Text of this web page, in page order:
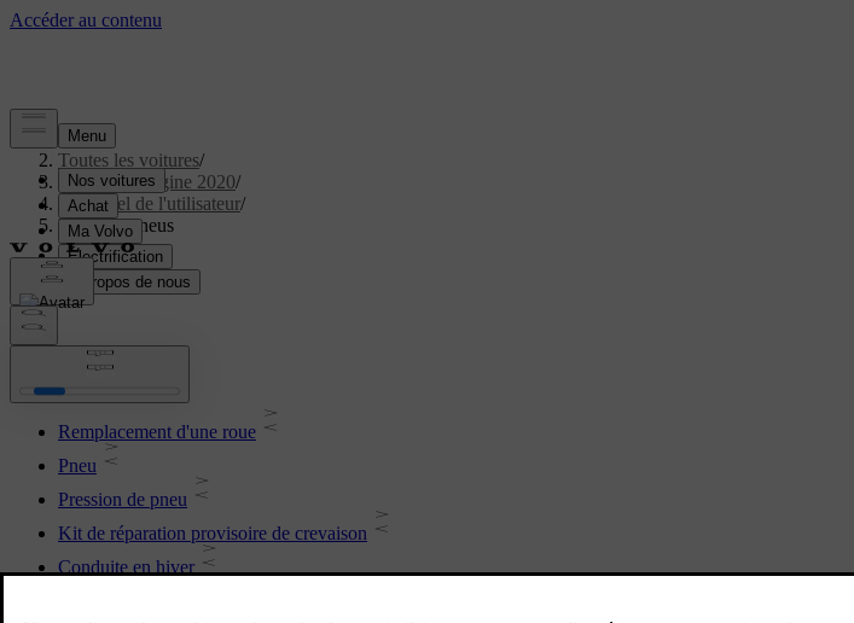
Aide/
Toutes les voitures/
S90 Twin Engine 2020/
Manuel de l'utilisateur/
Roues et pneus
Roues et pneus
Remplacement d'une roue
Pneu
Pression de pneu
Kit de réparation provisoire de crevaison
Conduite en hiver